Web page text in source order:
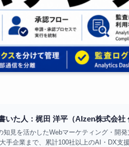
いた人：梶田 洋平（AIzen株式会社
知見を活かしたWebマーケティング・開発
手企業まで、累計100社以上のAI・DX支